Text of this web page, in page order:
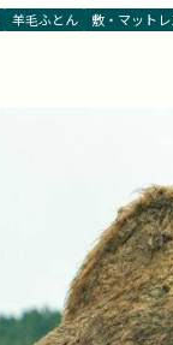
羊毛ふとん 敷・マットレ